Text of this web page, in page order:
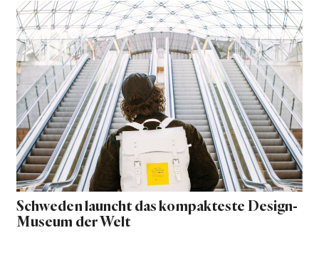
Schweden launcht das kompakteste Design-
Museum der Welt